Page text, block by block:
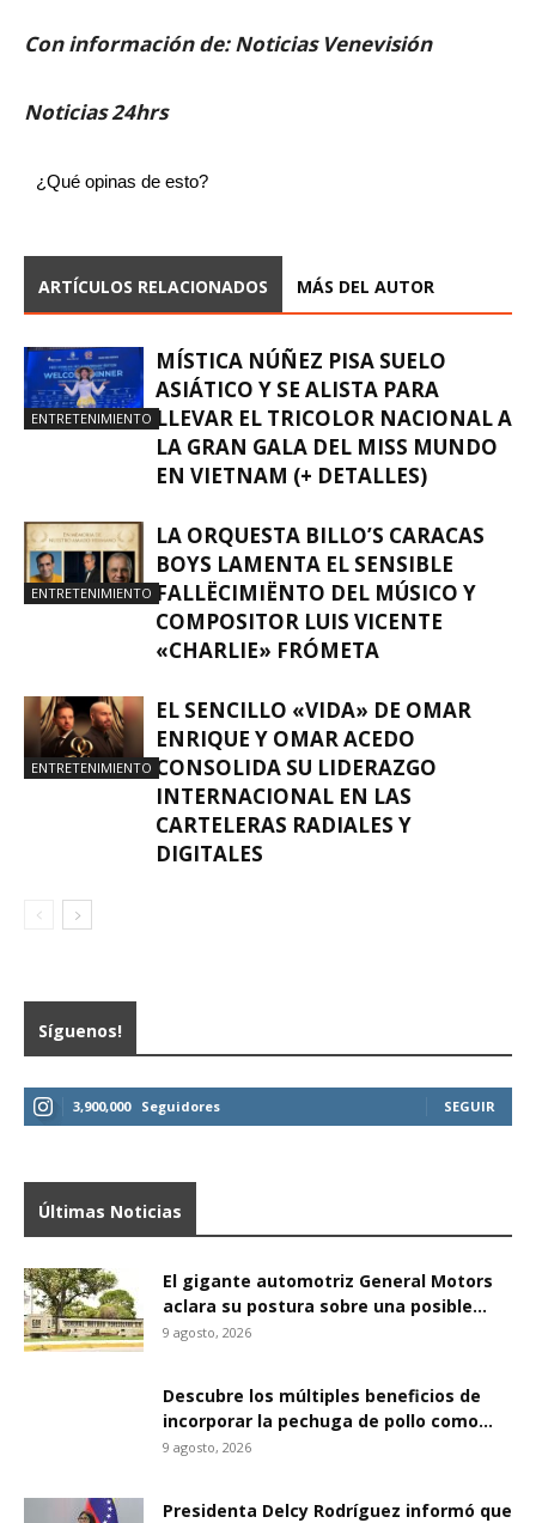
Con información de: Noticias Venevisión
Noticias 24hrs
¿Qué opinas de esto?
ARTÍCULOS RELACIONADOS MÁS DEL AUTOR
ENTRETENIMIENTO
MÍSTICA NÚÑEZ PISA SUELO
ASIÁTICO Y SE ALISTA PARA
LLEVAR EL TRICOLOR NACIONAL A
LA GRAN GALA DEL MISS MUNDO
EN VIETNAM (+ DETALLES)
ENTRETENIMIENTO
LA ORQUESTA BILLO’S CARACAS
BOYS LAMENTA EL SENSIBLE
FALLËCIMIËNTO DEL MÚSICO Y
COMPOSITOR LUIS VICENTE
«CHARLIE» FRÓMETA
ENTRETENIMIENTO
EL SENCILLO «VIDA» DE OMAR
ENRIQUE Y OMAR ACEDO
CONSOLIDA SU LIDERAZGO
INTERNACIONAL EN LAS
CARTELERAS RADIALES Y
DIGITALES
Síguenos!
3,900,000 Seguidores SEGUIR
Últimas Noticias
El gigante automotriz General Motors
aclara su postura sobre una posible...
9 agosto, 2026
Descubre los múltiples beneficios de
incorporar la pechuga de pollo como...
9 agosto, 2026
Presidenta Delcy Rodríguez informó que